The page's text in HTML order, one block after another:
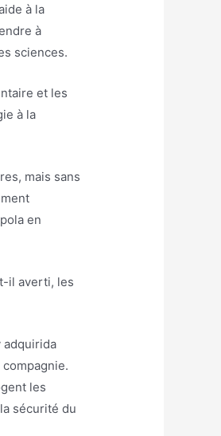
à la
à
sciences.
et les
à la
mais sans
en
il averti, les
adquirida
les
sécurité du